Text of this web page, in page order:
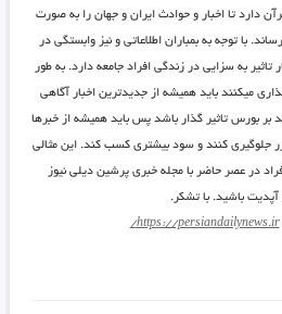
دارد تا اخبار و حوادث ایران و جهان را به صورت
با توجه به بمباران اطلاعاتی و نیز وابستگی در
تاثیر به سزایی در زندگی افراد جامعه دارد. به طور
میکنند باید همیشه از جدیدترین اخبار آگاهی
بر بورس تاثیر گذار باشد پس باید همیشه از خبرها
جلوگیری کنند و سود بیشتری کسب کند. این مثالی
در عصر حاضر با مجله خبری پرشین دیلی نیوز
باشید. با تشکر.
https://persiandailynews.ir/